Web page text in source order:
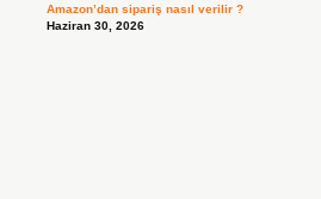
Amazon’dan sipariş nasıl verilir ?
Haziran 30, 2026